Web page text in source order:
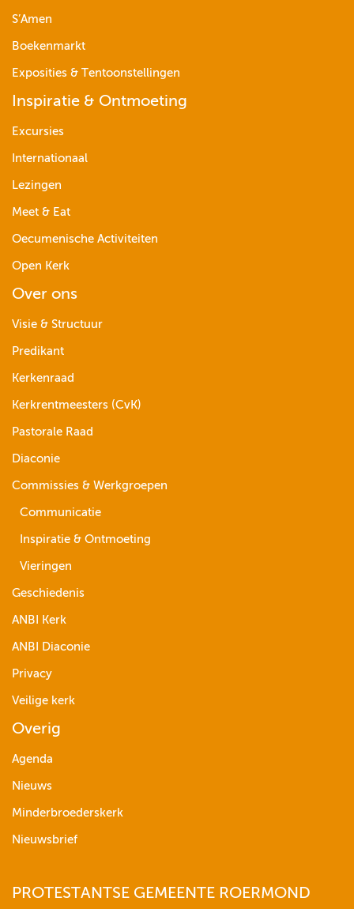
S’Amen
Boekenmarkt
Exposities & Tentoonstellingen
Inspiratie & Ontmoeting
Excursies
Internationaal
Lezingen
Meet & Eat
Oecumenische Activiteiten
Open Kerk
Over ons
Visie & Structuur
Predikant
Kerkenraad
Kerkrentmeesters (CvK)
Pastorale Raad
Diaconie
Commissies & Werkgroepen
Communicatie
Inspiratie & Ontmoeting
Vieringen
Geschiedenis
ANBI Kerk
ANBI Diaconie
Privacy
Veilige kerk
Overig
Agenda
Nieuws
Minderbroederskerk
Nieuwsbrief
PROTESTANTSE GEMEENTE ROERMOND